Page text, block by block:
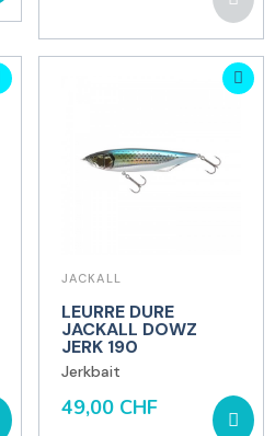
JACKALL
LEURRE DURE
JACKALL DOWZ
JERK 190
Jerkbait
49,00 CHF